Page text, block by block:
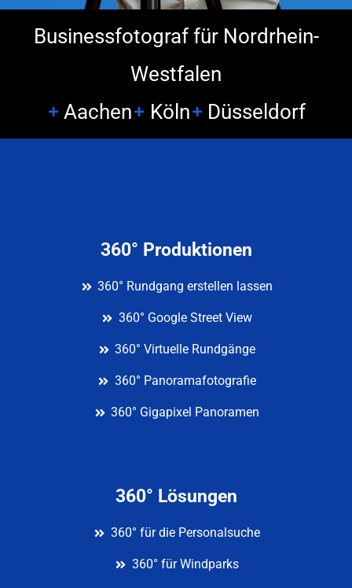
Businessfotograf für Nordrhein-
Westfalen
Aachen
Köln Düsseldorf
360° Produktionen
360° Rundgang erstellen lassen
360° Google Street View
360° Virtuelle Rundgänge
360° Panoramafotografie
360° Gigapixel Panoramen
360° Lösungen
360° für die Personalsuche
360° für Windparks